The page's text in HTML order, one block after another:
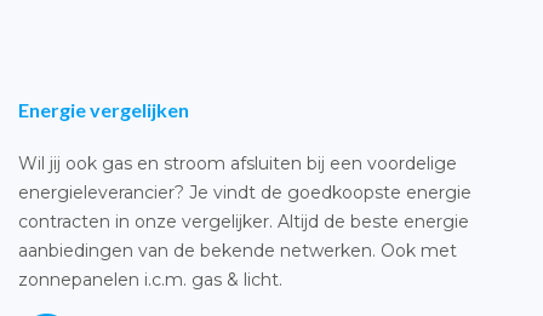
Energie vergelijken
Wil jij ook gas en stroom afsluiten bij een voordelige
energieleverancier? Je vindt de goedkoopste energie
contracten in onze vergelijker. Altijd de beste energie
aanbiedingen van de bekende netwerken. Ook met
zonnepanelen i.c.m. gas & licht.